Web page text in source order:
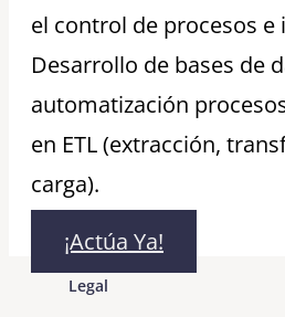
el control de procesos e
Desarrollo de bases de
automatización
en ETL (extracción,
carga).
¡Actúa Ya!
Legal